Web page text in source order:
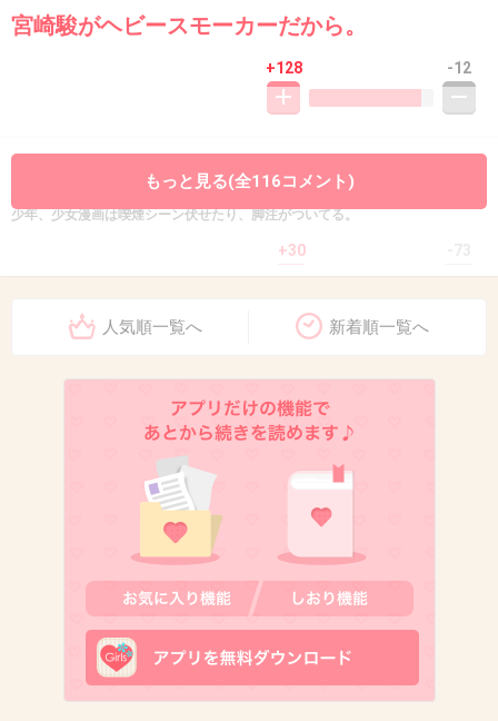
宮崎駿がヘビースモーカーだから。
+128 -12
10. 匿名
意外と、テレビや映画や漫画でマネする子どもいるんだよね。だから、最近の
少年、少女漫画は喫煙シーン伏せたり、脚注がついてる。
+30
2013/08/14(水) 16:18:46
じゃあ。みるな！
+148
映画よりも普段の行動を取り締まれよw
+143
もっと見る(全116コメント)
人気順一覧へ 新着順一覧へ